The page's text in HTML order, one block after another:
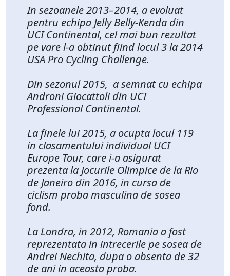
In sezoanele 2013–2014, a evoluat
pentru echipa Jelly Belly-Kenda din
UCI Continental, cel mai bun rezultat
pe vare l-a obtinut fiind locul 3 la 2014
USA Pro Cycling Challenge.
Din sezonul 2015, a semnat cu echipa
Androni Giocattoli din UCI
Professional Continental.
La finele lui 2015, a ocupta locul 119
in clasamentului individual UCI
Europe Tour, care i-a asigurat
prezenta la Jocurile Olimpice de la Rio
de Janeiro din 2016, in cursa de
ciclism proba masculina de sosea
fond.
La Londra, in 2012, Romania a fost
reprezentata in intrecerile pe sosea de
Andrei Nechita, dupa o absenta de 32
de ani in aceasta proba.